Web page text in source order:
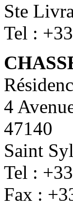
Ste
Tel :
4
47140
Saint
Tel :
Fax :